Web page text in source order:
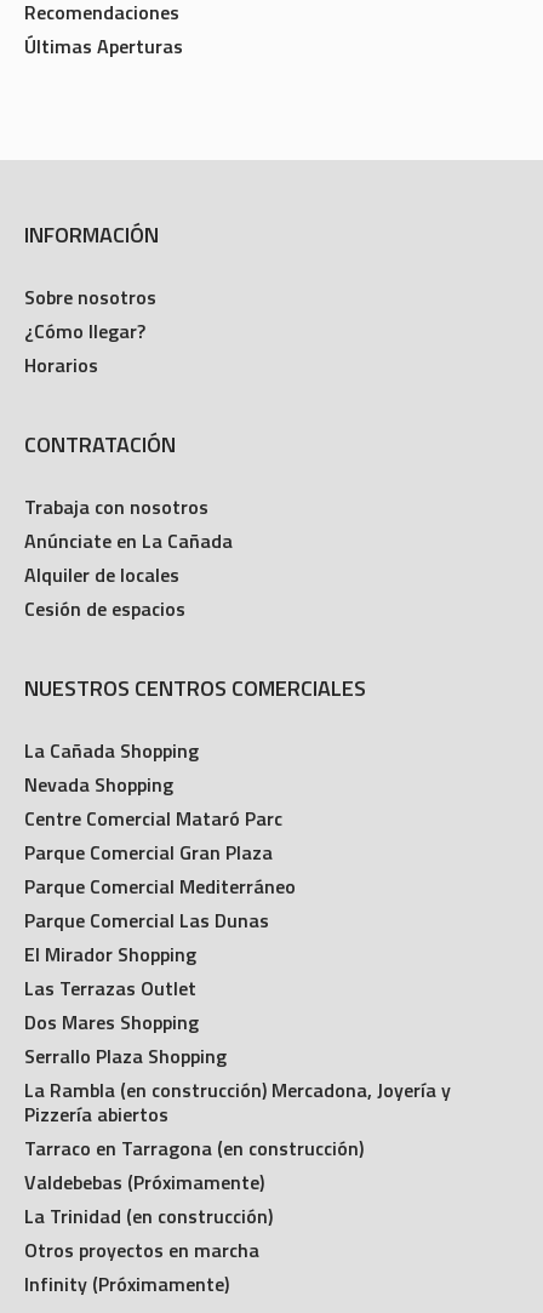
Recomendaciones
Últimas Aperturas
INFORMACIÓN
Sobre nosotros
¿Cómo llegar?
Horarios
CONTRATACIÓN
Trabaja con nosotros
Anúnciate en La Cañada
Alquiler de locales
Cesión de espacios
NUESTROS CENTROS COMERCIALES
La Cañada Shopping
Nevada Shopping
Centre Comercial Mataró Parc
Parque Comercial Gran Plaza
Parque Comercial Mediterráneo
Parque Comercial Las Dunas
El Mirador Shopping
Las Terrazas Outlet
Dos Mares Shopping
Serrallo Plaza Shopping
La Rambla (en construcción) Mercadona, Joyería y
Pizzería abiertos
Tarraco en Tarragona (en construcción)
Valdebebas (Próximamente)
La Trinidad (en construcción)
Otros proyectos en marcha
Infinity (Próximamente)